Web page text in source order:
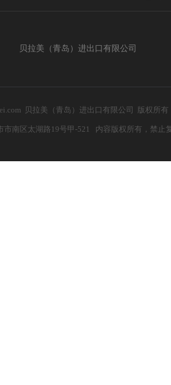
贝拉美（青岛）进出口有限公司
贝拉美（青岛）进出口有限公司 版权所
市南区太湖路19号甲-521 内容版权所有，禁